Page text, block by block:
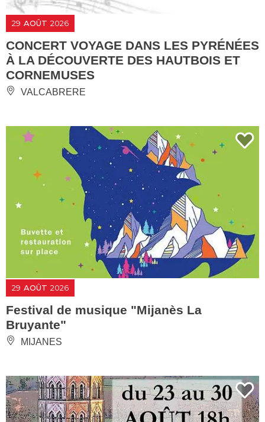
29 AOÛT 2026
CONCERT VOYAGE DANS LES PYRÉNÉES
À LA DÉCOUVERTE DES HAUTBOIS ET
CORNEMUSES
VALCABRERE
29 AOÛT 2026
Festival de musique "Mijanès La
Bruyante"
MIJANES